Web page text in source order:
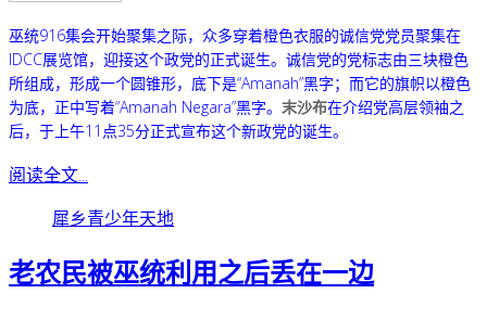
巫统916集会开始聚集之际，众多穿着橙色衣服的诚信党党员聚集在
IDCC展览馆，迎接这个政党的正式诞生。 诚信党的党标志由三块橙色
所组成，形成一个圆锥形，底下是“Amanah”黑字；而它的旗帜以橙色
为底，正中写着“Amanah Negara”黑字。 末沙布在介绍党高层领袖之
后，于上午11点35分正式宣布这个新政党的诞生。
阅读全文...
犀乡青少年天地
老农民被巫统利用之后丢在一边